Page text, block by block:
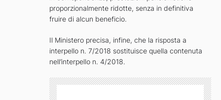
proporzionalmente ridotte, senza in definitiva
fruire di alcun beneficio.
Il Ministero precisa, infine, che la risposta a
interpello n. 7/2018 sostituisce quella contenuta
nell’interpello n. 4/2018.